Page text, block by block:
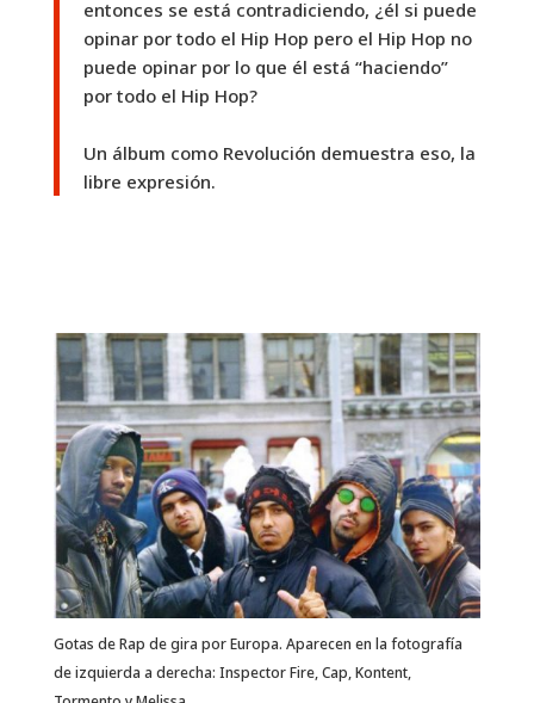
entonces se está contradiciendo, ¿él si puede
opinar por todo el Hip Hop pero el Hip Hop no
puede opinar por lo que él está “haciendo”
por todo el Hip Hop?
Un álbum como Revolución demuestra eso, la
libre expresión.
Gotas de Rap de gira por Europa. Aparecen en la fotografía
de izquierda a derecha: Inspector Fire, Cap, Kontent,